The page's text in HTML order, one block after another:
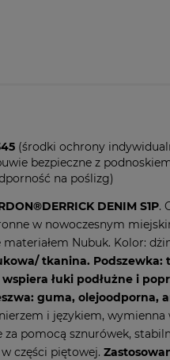
(środki ochrony
bezpieczne z
na poślizg)
DENIM S1P.
w nowoczesnym
Nubuk. Kolor:
tkanina. Podszewka:
wspiera łuki podłużne i
guma, olejoodporna,
i językiem, wymienna
za pomocą sznurówek,
części piętowej.